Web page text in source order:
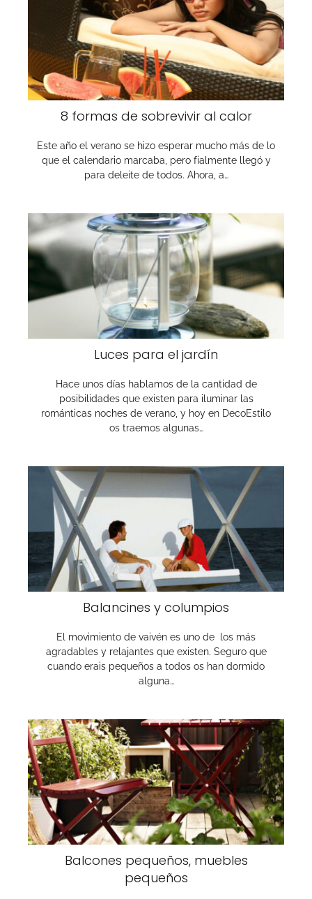
8 formas de sobrevivir al calor
Este año el verano se hizo esperar mucho más de lo
que el calendario marcaba, pero fialmente llegó y
para deleite de todos. Ahora, a…
Luces para el jardín
Hace unos días hablamos de la cantidad de
posibilidades que existen para iluminar las
románticas noches de verano, y hoy en DecoEstilo
os traemos algunas…
Balancines y columpios
El movimiento de vaivén es uno de los más
agradables y relajantes que existen. Seguro que
cuando erais pequeños a todos os han dormido
alguna…
Balcones pequeños, muebles
pequeños